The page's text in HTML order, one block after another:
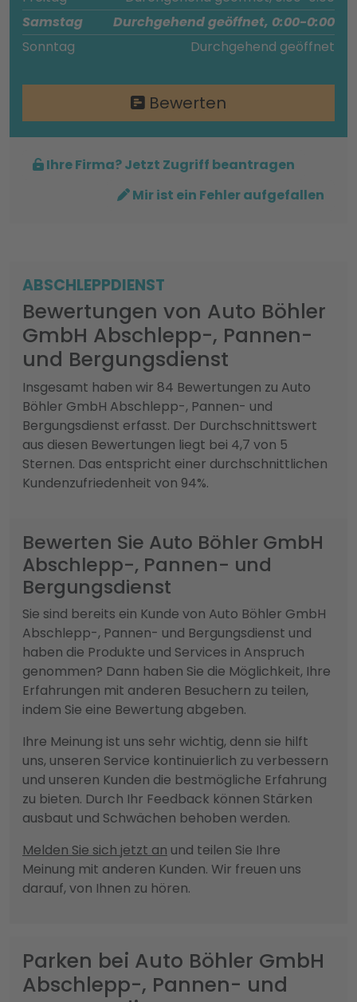
Samstag
Durchgehend geöffnet, 0:00-0:00
Sonntag
Durchgehend geöffnet
Bewerten
Ihre Firma? Jetzt Zugriff beantragen
Mir ist ein Fehler aufgefallen
ABSCHLEPPDIENST
Bewertungen von Auto Böhler
GmbH Abschlepp-, Pannen-
und Bergungsdienst
Insgesamt haben wir 84 Bewertungen zu Auto
Böhler GmbH Abschlepp-, Pannen- und
Bergungsdienst erfasst. Der Durchschnittswert
aus diesen Bewertungen liegt bei 4,7 von 5
Sternen. Das entspricht einer durchschnittlichen
Kundenzufriedenheit von 94%.
Bewerten Sie Auto Böhler GmbH
Abschlepp-, Pannen- und
Bergungsdienst
Sie sind bereits ein Kunde von Auto Böhler GmbH
Abschlepp-, Pannen- und Bergungsdienst und
haben die Produkte und Services in Anspruch
genommen? Dann haben Sie die Möglichkeit, Ihre
Erfahrungen mit anderen Besuchern zu teilen,
indem Sie eine Bewertung abgeben.
Ihre Meinung ist uns sehr wichtig, denn sie hilft
uns, unseren Service kontinuierlich zu verbessern
und unseren Kunden die bestmögliche Erfahrung
zu bieten. Durch Ihr Feedback können Stärken
ausbaut und Schwächen behoben werden.
Melden Sie sich jetzt an und teilen Sie Ihre
Meinung mit anderen Kunden. Wir freuen uns
darauf, von Ihnen zu hören.
Parken bei Auto Böhler GmbH
Abschlepp-, Pannen- und